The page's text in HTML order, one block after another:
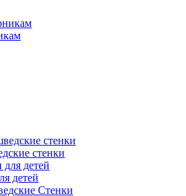
стенки
детей